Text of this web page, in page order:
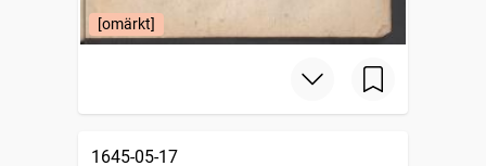
[omärkt]
1645-05-17